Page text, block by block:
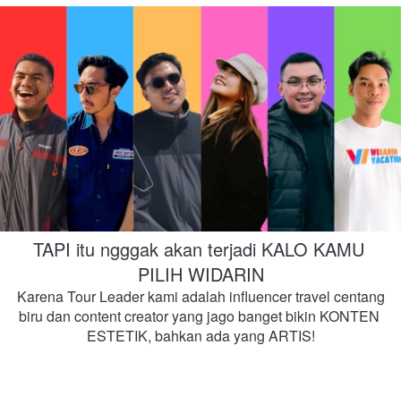
TAPI itu ngggak akan terjadi KALO KAMU
PILIH WIDARIN
Karena Tour Leader kami adalah influencer travel centang
biru dan content creator yang jago banget bikin KONTEN
ESTETIK, bahkan ada yang ARTIS!